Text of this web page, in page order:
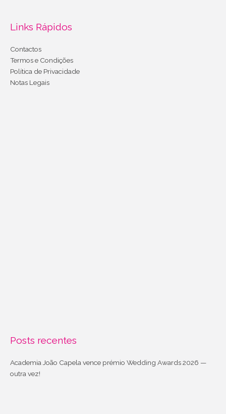
Links Rápidos
Contactos
Termos e Condições
Política de Privacidade
Notas Legais
Posts recentes
Academia João Capela vence prémio Wedding Awards 2026 —
outra vez!